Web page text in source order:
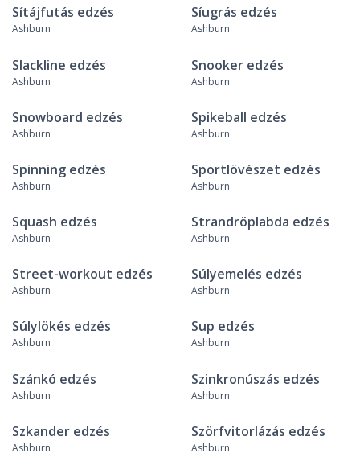
Sítájfutás edzés
Ashburn
Síugrás edzés
Ashburn
Slackline edzés
Ashburn
Snooker edzés
Ashburn
Snowboard edzés
Ashburn
Spikeball edzés
Ashburn
Spinning edzés
Ashburn
Sportlövészet edzés
Ashburn
Squash edzés
Ashburn
Strandröplabda edzés
Ashburn
Street-workout edzés
Ashburn
Súlyemelés edzés
Ashburn
Súlylökés edzés
Ashburn
Sup edzés
Ashburn
Szánkó edzés
Ashburn
Szinkronúszás edzés
Ashburn
Szkander edzés
Ashburn
Szörfvitorlázás edzés
Ashburn